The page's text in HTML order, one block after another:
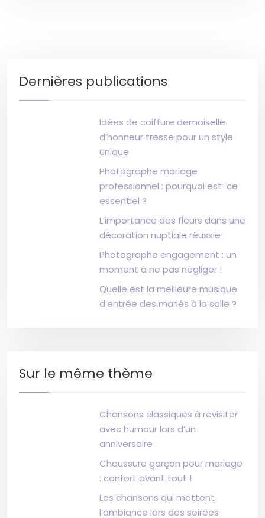
Dernières publications
Idées de coiffure demoiselle
d’honneur tresse pour un style
unique
Photographe mariage
professionnel : pourquoi est-ce
essentiel ?
L’importance des fleurs dans une
décoration nuptiale réussie
Photographe engagement : un
moment à ne pas négliger !
Quelle est la meilleure musique
d’entrée des mariés à la salle ?
Sur le même thème
Chansons classiques à revisiter
avec humour lors d’un
anniversaire
Chaussure garçon pour mariage
: confort avant tout !
Les chansons qui mettent
l’ambiance lors des soirées